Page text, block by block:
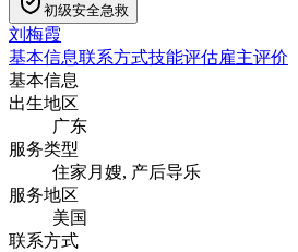
初级安全急救
刘梅霞
基本信息联系方式技能评估雇主评价
基本信息
出生地区
广东
服务类型
住家月嫂, 产后导乐
服务地区
美国
联系方式